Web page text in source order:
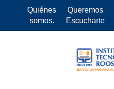
Quiénes
somos.
Queremos
Escucharte